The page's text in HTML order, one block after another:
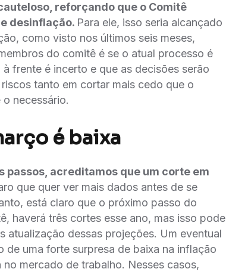
reforçando que o Comitê
desinflação. Para ele, isso seria alcançado
como visto nos últimos seis meses,
do comitê é se o atual processo é
frente é incerto e que as decisões serão
tanto em cortar mais cedo que o
necessário.
é baixa
passos, acreditamos que um corte em
que quer ver mais dados antes de se
está claro que o próximo passo do
haverá três cortes esse ano, mas isso pode
atualização dessas projeções. Um eventual
de uma forte surpresa de baixa na inflação
mercado de trabalho. Nesses casos,